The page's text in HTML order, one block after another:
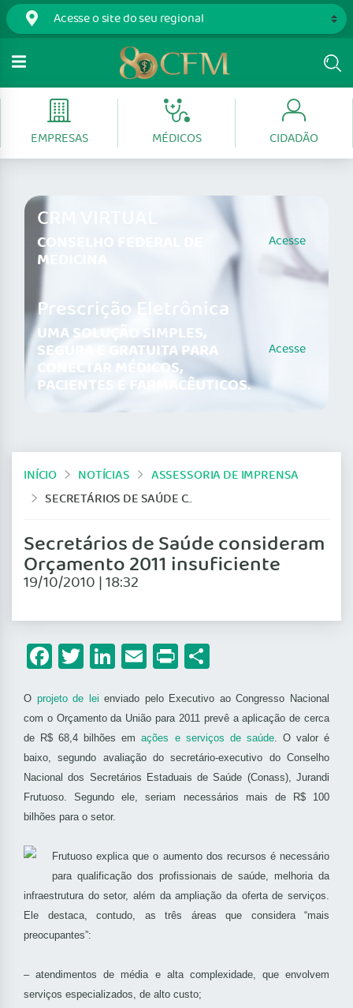
EMPRESAS MÉDICOS CIDADÃO
CRM VIRTUAL
CONSELHO FEDERAL DE
MEDICINA
Acesse
Prescrição Eletrônica
UMA SOLUÇÃO SIMPLES,
SEGURA E GRATUITA PARA
CONECTAR MÉDICOS,
PACIENTES E FARMACÊUTICOS.
Acesse
INÍCIO NOTÍCIAS
ASSESSORIA DE IMPRENSA
SECRETÁRIOS DE SAÚDE CONSIDERAM ORÇAMENTO 2011 INSUFICIENTE
Secretários de Saúde consideram
Orçamento 2011 insuficiente
19/10/2010 | 18:32
Facebook
Twitter
LinkedIn
Email
Print
O projeto de lei enviado pelo Executivo ao Congresso Nacional
com o Orçamento da União para 2011 prevê a aplicação de cerca
de R$ 68,4 bilhões emações e serviços de saúde. O valor é
baixo, segundo avaliação do secretário-executivo do Conselho
Nacional dos Secretários Estaduais de Saúde (Conass), Jurandi
Frutuoso. Segundo ele, seriam necessários mais de R$ 100
bilhões para o setor.
Frutuoso explica que o aumento dos recursos é necessário
para qualificação dos profissionais de saúde, melhoria da
infraestrutura do setor, além da ampliação da oferta de serviços.
Ele destaca, contudo, as três áreas que considera “mais
preocupantes”:
– atendimentos de média e alta complexidade, que envolvem
serviços especializados, de alto custo;